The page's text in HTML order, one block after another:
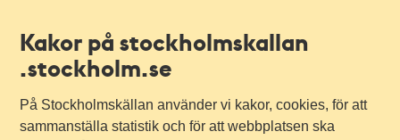
Kakor på stockholmskallan
.stockholm.se
På Stockholmskällan använder vi kakor, cookies, för att
sammanställa statistik och för att webbplatsen ska